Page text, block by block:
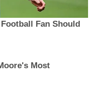
Fan Should
Most